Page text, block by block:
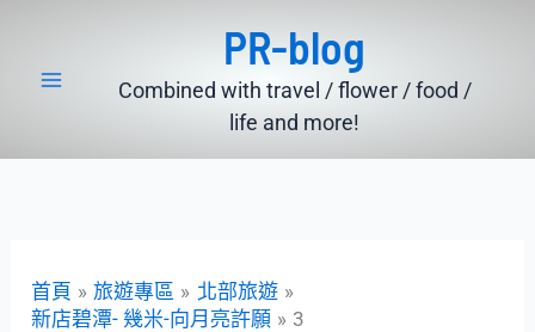
PR-blog
Combined with travel / flower / food /
life and more!
首頁 旅遊專區
北部旅遊
新店碧潭- 幾米-向月亮許願
3